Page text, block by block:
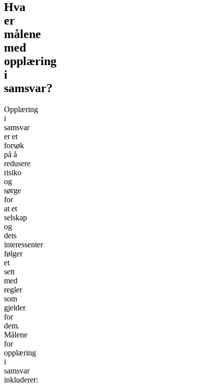
Hva
er
målene
med
opplæring
i
samsvar?
Opplæring
i
samsvar
er et
forsøk
på å
redusere
risiko
og
sørge
for
at et
selskap
og
dets
interessenter
følger
et
sett
med
regler
som
gjelder
for
dem.
Målene
for
opplæring
i
samsvar
inkluderer: